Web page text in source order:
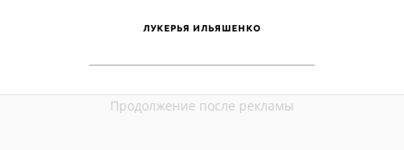
ЛУКЕРЬЯ ИЛЬЯШЕНКО